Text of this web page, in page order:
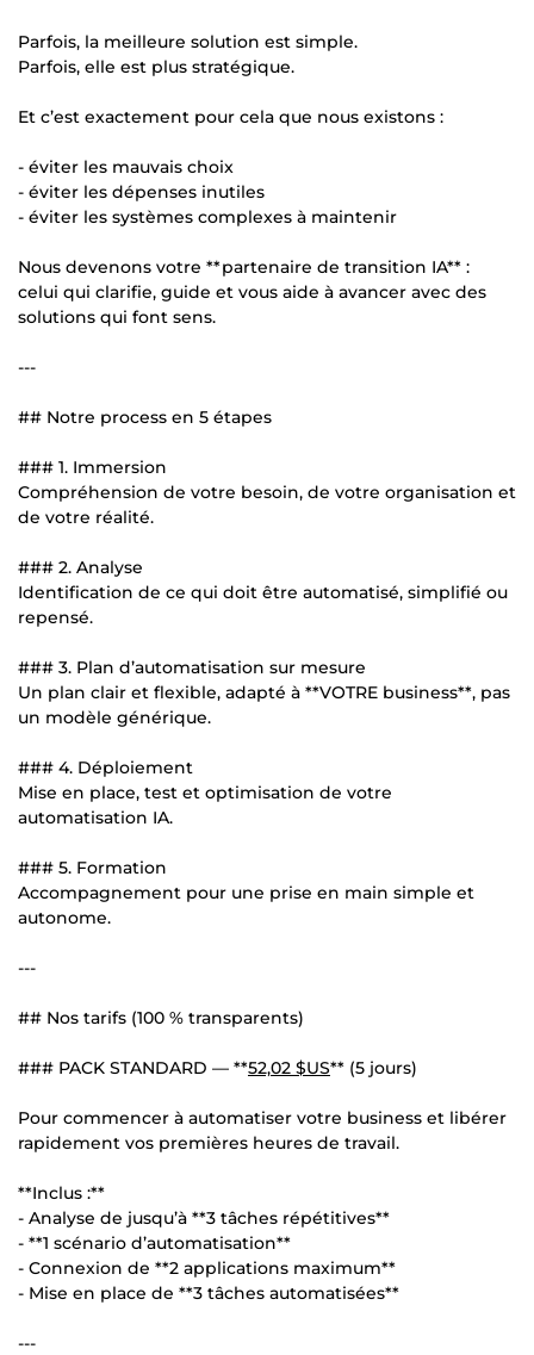
Parfois, la meilleure solution est simple.
Parfois, elle est plus stratégique.
Et c’est exactement pour cela que nous existons :
- éviter les mauvais choix
- éviter les dépenses inutiles
- éviter les systèmes complexes à maintenir
Nous devenons votre **partenaire de transition IA** :
celui qui clarifie, guide et vous aide à avancer avec des
solutions qui font sens.
---
## Notre process en 5 étapes
### 1. Immersion
Compréhension de votre besoin, de votre organisation et
de votre réalité.
### 2. Analyse
Identification de ce qui doit être automatisé, simplifié ou
repensé.
### 3. Plan d’automatisation sur mesure
Un plan clair et flexible, adapté à **VOTRE business**, pas
un modèle générique.
### 4. Déploiement
Mise en place, test et optimisation de votre
automatisation IA.
### 5. Formation
Accompagnement pour une prise en main simple et
autonome.
---
## Nos tarifs (100 % transparents)
### PACK STANDARD — **52,02 $US** (5 jours)
Pour commencer à automatiser votre business et libérer
rapidement vos premières heures de travail.
**Inclus :**
- Analyse de jusqu’à **3 tâches répétitives**
- **1 scénario d’automatisation**
- Connexion de **2 applications maximum**
- Mise en place de **3 tâches automatisées**
---